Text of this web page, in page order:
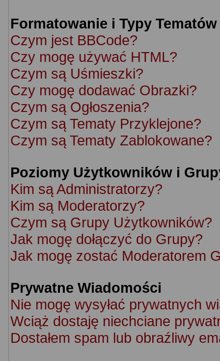
Formatowanie i Typy Tematów
Czym jest BBCode?
Czy mogę używać HTML?
Czym są Uśmieszki?
Czy mogę dodawać Obrazki?
Czym są Ogłoszenia?
Czym są Tematy Przyklejone?
Czym są Tematy Zablokowane?
Poziomy Użytkowników i
Kim są Administratorzy?
Kim są Moderatorzy?
Czym są Grupy Użytkowników?
Jak mogę dołączyć do Grupy?
Jak mogę zostać Moderatorem
Prywatne Wiadomości
Nie mogę wysyłać prywatnych
Wciąż dostaję niechciane
Dostałem spam lub obraźliwy